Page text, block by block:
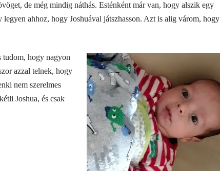
de még mindig náthás. Esténként már van, hogy alszik egy
ahhoz, hogy Joshuával játszhasson. Azt is alig várom, hogy
tudom, hogy nagyon
azzal telnek, hogy
nem szerelmes
Joshua, és csak